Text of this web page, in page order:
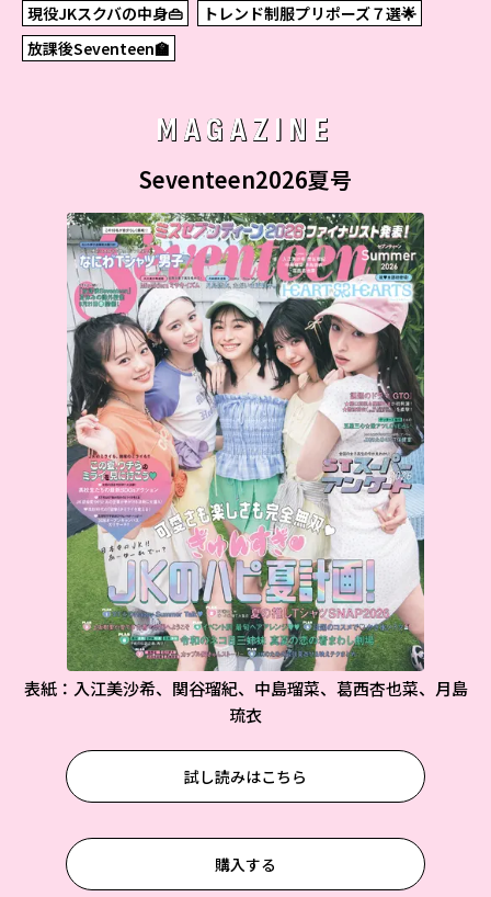
現役JKスクバの中身👜
トレンド制服プリポーズ７選🌟
放課後Seventeen🏫
MAGAZINE
Seventeen2026夏号
表紙：入江美沙希、関谷瑠紀、中島瑠菜、葛西杏也菜、月島
琉衣
試し読みはこちら
購入する